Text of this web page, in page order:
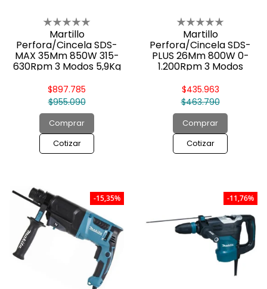
Martillo
Perfora/Cincela SDS-
MAX 35Mm 850W 315-
630Rpm 3 Modos 5,9Kg
$955.090
$897.785
Comprar
Cotizar
Martillo
Perfora/Cincela SDS-
PLUS 26Mm 800W 0-
1.200Rpm 3 Modos
Polvo Automatico
$463.790
$435.963
Comprar
Cotizar
-15,35% -11,76%